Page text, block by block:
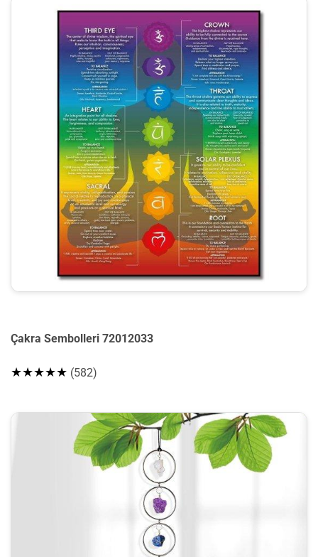
Çakra Sembolleri 72012033
★★★★★ (582)